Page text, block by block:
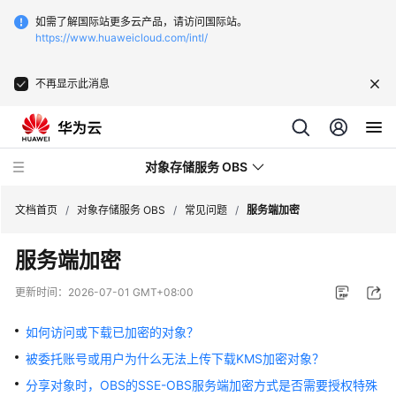
如需了解国际站更多云产品，请访问国际站。
https://www.huaweicloud.com/intl/
不再显示此消息
对象存储服务 OBS
最
新
态
服
务
文档首页 / 对象存储服务 OBS / 常见问题 / 服务端加密
服务端加密
更新时间： 2026-07-01 GMT+08:00
如何访问或下载已加密的对象？
被委托账号或用户为什么无法上传下载KMS加密对象？
分享对象时，OBS的SSE-OBS服务端加密方式是否需要授权特殊